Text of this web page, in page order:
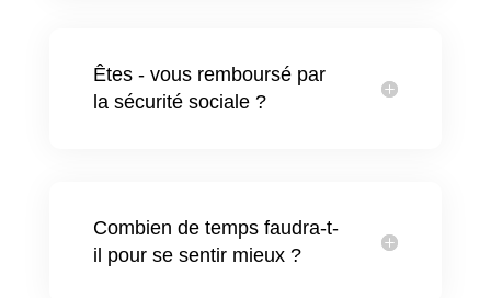
Êtes - vous remboursé par
la sécurité sociale ?
Combien de temps faudra-t-
il pour se sentir mieux ?